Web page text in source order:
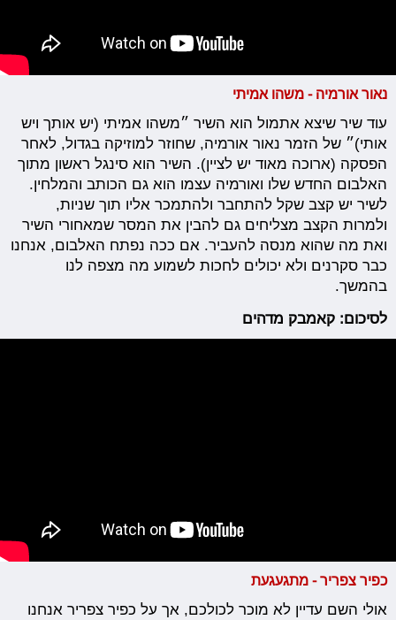
נאור אורמיה - משהו אמיתי
עוד שיר שיצא אתמול הוא השיר ״משהו אמיתי (יש אותך ויש
אותי)״ של הזמר נאור אורמיה, שחוזר למוזיקה בגדול, לאחר
הפסקה (ארוכה מאוד יש לציין). השיר הוא סינגל ראשון מתוך
האלבום החדש שלו ואורמיה עצמו הוא גם הכותב והמלחין.
לשיר יש קצב שקל להתחבר ולהתמכר אליו תוך שניות,
ולמרות הקצב מצליחים גם להבין את המסר שמאחורי השיר
ואת מה שהוא מנסה להעביר. אם ככה נפתח האלבום, אנחנו
כבר סקרנים ולא יכולים לחכות לשמוע מה מצפה לנו
בהמשך.
לסיכום: קאמבק מדהים
כפיר צפריר - מתגעגעת
אולי השם עדיין לא מוכר לכולכם, אך על כפיר צפריר אנחנו